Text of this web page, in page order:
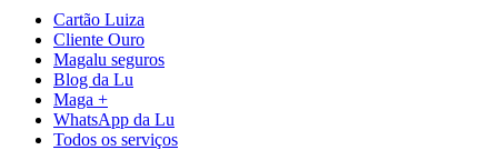
Cartão Luiza
Cliente Ouro
Magalu seguros
Blog da Lu
Maga +
WhatsApp da Lu
Todos os serviços